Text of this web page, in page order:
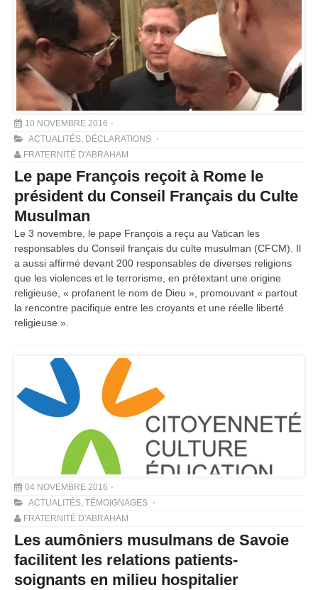
10 NOVEMBRE 2016
ACTUALITÉS, DÉCLARATIONS
FRATERNITÉ D'ABRAHAM
Le pape François reçoit à Rome le
président du Conseil Français du Culte
Musulman
Le 3 novembre, le pape François a reçu au Vatican les
responsables du Conseil français du culte musulman (CFCM). Il
a aussi affirmé devant 200 responsables de diverses religions
que les violences et le terrorisme, en prétextant une origine
religieuse, « profanent le nom de Dieu », promouvant « partout
la rencontre pacifique entre les croyants et une réelle liberté
religieuse ».
04 NOVEMBRE 2016
ACTUALITÉS, TÉMOIGNAGES
FRATERNITÉ D'ABRAHAM
Les aumôniers musulmans de Savoie
facilitent les relations patients-
soignants en milieu hospitalier